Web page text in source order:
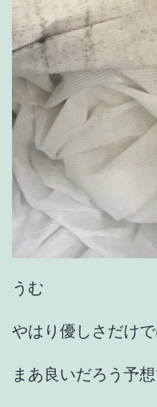
うむ
やはり優しさだけ
まあ良いだろう予